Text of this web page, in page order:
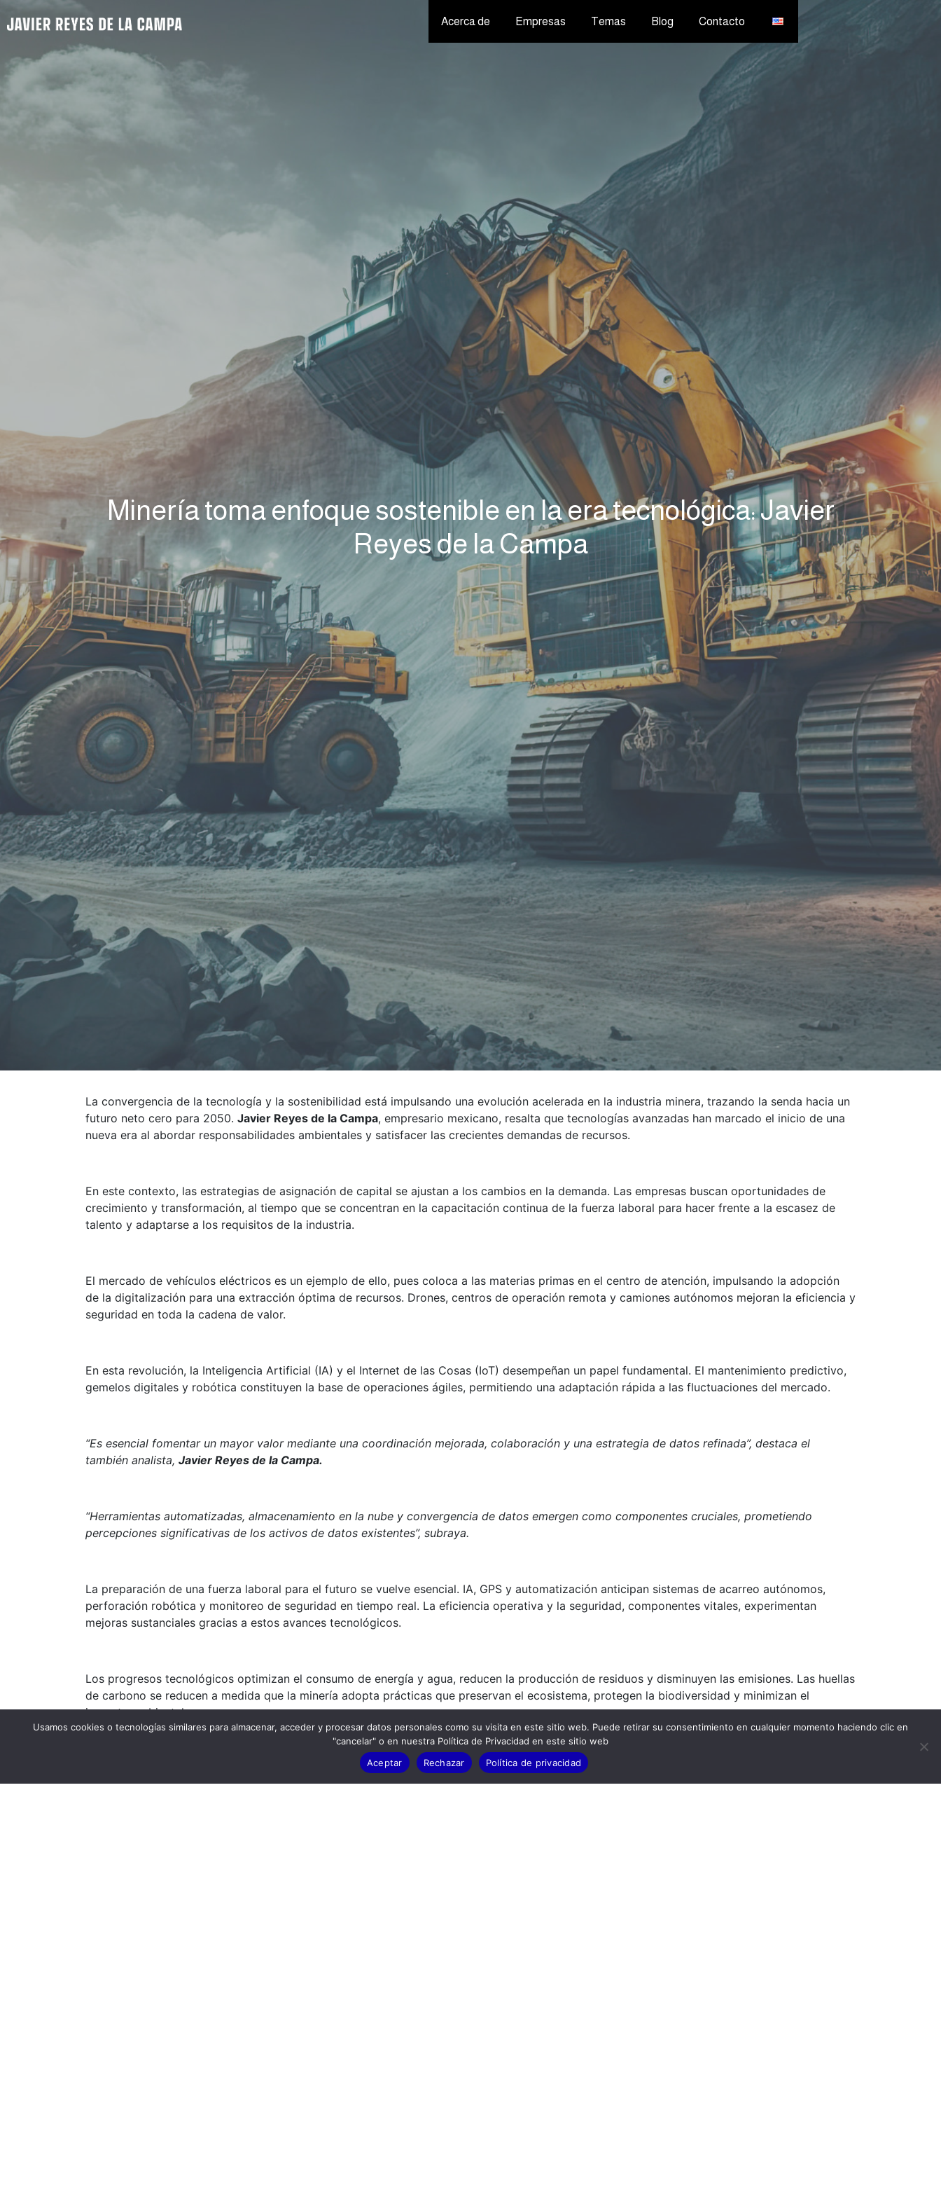
Acerca de Empresas Temas Blog Contacto
Minería toma enfoque sostenible en la era tecnológica: Javier
Reyes de la Campa
La convergencia de la tecnología y la sostenibilidad está impulsando una evolución acelerada en la industria minera, trazando la senda hacia un
futuro neto cero para 2050. Javier Reyes de la Campa, empresario mexicano, resalta que tecnologías avanzadas han marcado el inicio de una
nueva era al abordar responsabilidades ambientales y satisfacer las crecientes demandas de recursos.
En este contexto, las estrategias de asignación de capital se ajustan a los cambios en la demanda. Las empresas buscan oportunidades de
crecimiento y transformación, al tiempo que se concentran en la capacitación continua de la fuerza laboral para hacer frente a la escasez de
talento y adaptarse a los requisitos de la industria.
El mercado de vehículos eléctricos es un ejemplo de ello, pues coloca a las materias primas en el centro de atención, impulsando la adopción
de la digitalización para una extracción óptima de recursos. Drones, centros de operación remota y camiones autónomos mejoran la eficiencia y
seguridad en toda la cadena de valor.
En esta revolución, la Inteligencia Artificial (IA) y el Internet de las Cosas (IoT) desempeñan un papel fundamental. El mantenimiento predictivo,
gemelos digitales y robótica constituyen la base de operaciones ágiles, permitiendo una adaptación rápida a las fluctuaciones del mercado.
“Es esencial fomentar un mayor valor mediante una coordinación mejorada, colaboración y una estrategia de datos refinada”, destaca el
también analista, Javier Reyes de la Campa.
“Herramientas automatizadas, almacenamiento en la nube y convergencia de datos emergen como componentes cruciales, prometiendo
percepciones significativas de los activos de datos existentes”, subraya.
La preparación de una fuerza laboral para el futuro se vuelve esencial. IA, GPS y automatización anticipan sistemas de acarreo autónomos,
perforación robótica y monitoreo de seguridad en tiempo real. La eficiencia operativa y la seguridad, componentes vitales, experimentan
mejoras sustanciales gracias a estos avances tecnológicos.
Los progresos tecnológicos optimizan el consumo de energía y agua, reducen la producción de residuos y disminuyen las emisiones. Las huellas
de carbono se reducen a medida que la minería adopta prácticas que preservan el ecosistema, protegen la biodiversidad y minimizan el
impacto ambiental.
Innovaciones tecnológicas en la segregación de residuos, reciclaje y reprocesamiento de relaves abordan las preocupaciones ambientales.
Dispositivos IoT supervisan la calidad del aire y del agua, garantizando una supervisión ambiental en tiempo real. Las corporaciones mineras
Usamos cookies o tecnologías similares para almacenar, acceder y procesar datos personales como su visita en este sitio web. Puede retirar su consentimiento en cualquier momento haciendo clic en
"cancelar" o en nuestra Política de Privacidad en este sitio web
Aceptar
Rechazar Política de privacidad